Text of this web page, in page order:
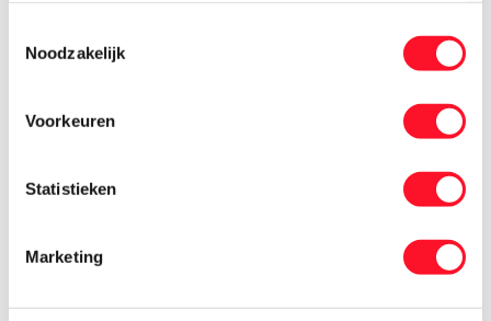
Noodzakelijk
Voorkeuren
Statistieken
Marketing
Verhalen van koele kikkers